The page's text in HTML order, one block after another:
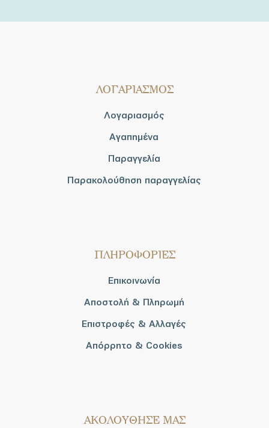
ΛΟΓΑΡΙΑΣΜΟΣ
Λογαριασμός
Αγαπημένα
Παραγγελία
Παρακολούθηση παραγγελίας
ΠΛΗΡΟΦΟΡΙΕΣ
Επικοινωνία
Αποστολή & Πληρωμή
Επιστροφές & Αλλαγές
Απόρρητο & Cookies
AΚΟΛΟΥΘΗΣΕ ΜΑΣ